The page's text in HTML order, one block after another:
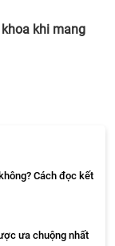
khi mang
Cách đọc kết
ưa chuộng nhất